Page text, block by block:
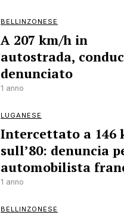
BELLINZONESE
A 207 km/h in
autostrada,
denunciato
1 anno
LUGANESE
Intercettato a 146
sull’80: denuncia
automobilista
1 anno
BELLINZONESE